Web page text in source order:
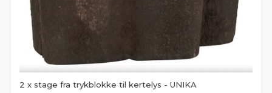
2 x stage fra trykblokke til kertelys - UNIKA